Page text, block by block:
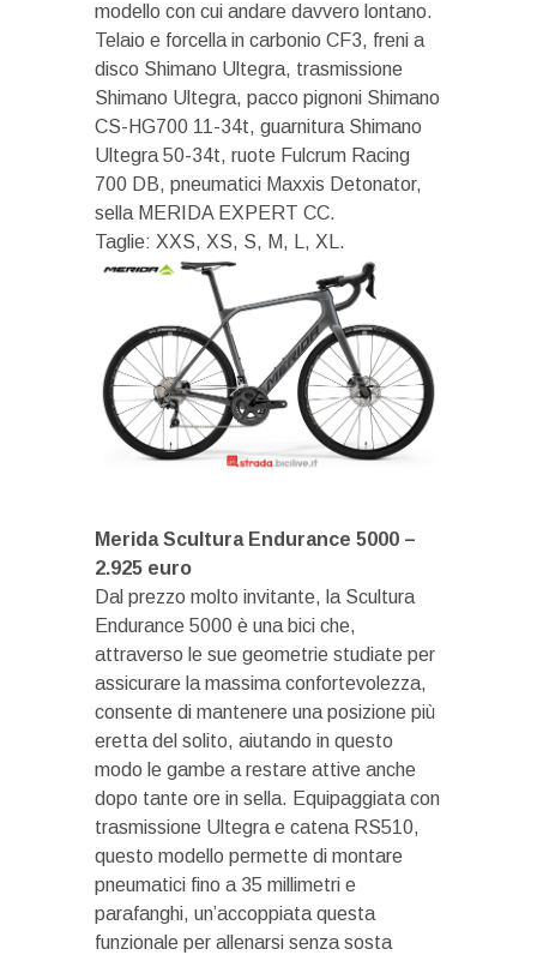
modello con cui andare davvero lontano.
Telaio e forcella in carbonio CF3, freni a
disco Shimano Ultegra, trasmissione
Shimano Ultegra, pacco pignoni Shimano
CS-HG700 11-34t, guarnitura Shimano
Ultegra 50-34t, ruote Fulcrum Racing
700 DB, pneumatici Maxxis Detonator,
sella MERIDA EXPERT CC.
Taglie: XXS, XS, S, M, L, XL.
Merida Scultura Endurance 5000 –
2.925 euro
Dal prezzo molto invitante, la Scultura
Endurance 5000 è una bici che,
attraverso le sue geometrie studiate per
assicurare la massima confortevolezza,
consente di mantenere una posizione più
eretta del solito, aiutando in questo
modo le gambe a restare attive anche
dopo tante ore in sella. Equipaggiata con
trasmissione Ultegra e catena RS510,
questo modello permette di montare
pneumatici fino a 35 millimetri e
parafanghi, un’accoppiata questa
funzionale per allenarsi senza sosta